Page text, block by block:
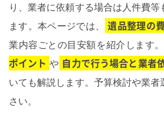
り、業者に依頼する場合は人件費等
ます。本ページでは、
遺品整理の
業内容ごとの目安額を紹介します。
ポイント や 自力で行う場合と業者
いても解説します。予算検討や業
さい。